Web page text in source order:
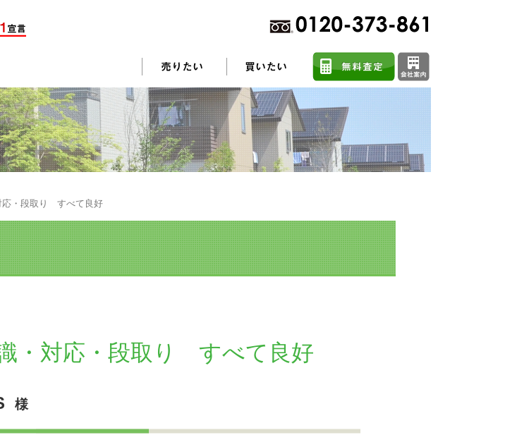
売却されたお客様の声 不動産売却に関するよくある質問
不動産売却成功のコツ 任意売却
不動産売却後の税金
不動産購入に関するよくある質問
土地選びのポイント 住まい探しのコツ
み リニュアル仲介で実現する豊かな暮らし はじめての物件探し
応・段取り すべて良好
・対応・段取り すべて良好
様